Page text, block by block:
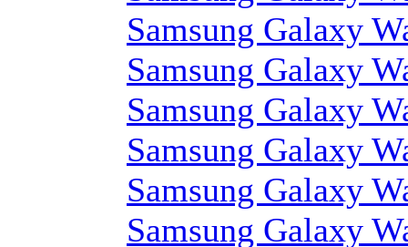
Samsung Galaxy
Samsung Galaxy
Samsung Galaxy
Samsung Galaxy
Samsung Galaxy
Samsung Galaxy